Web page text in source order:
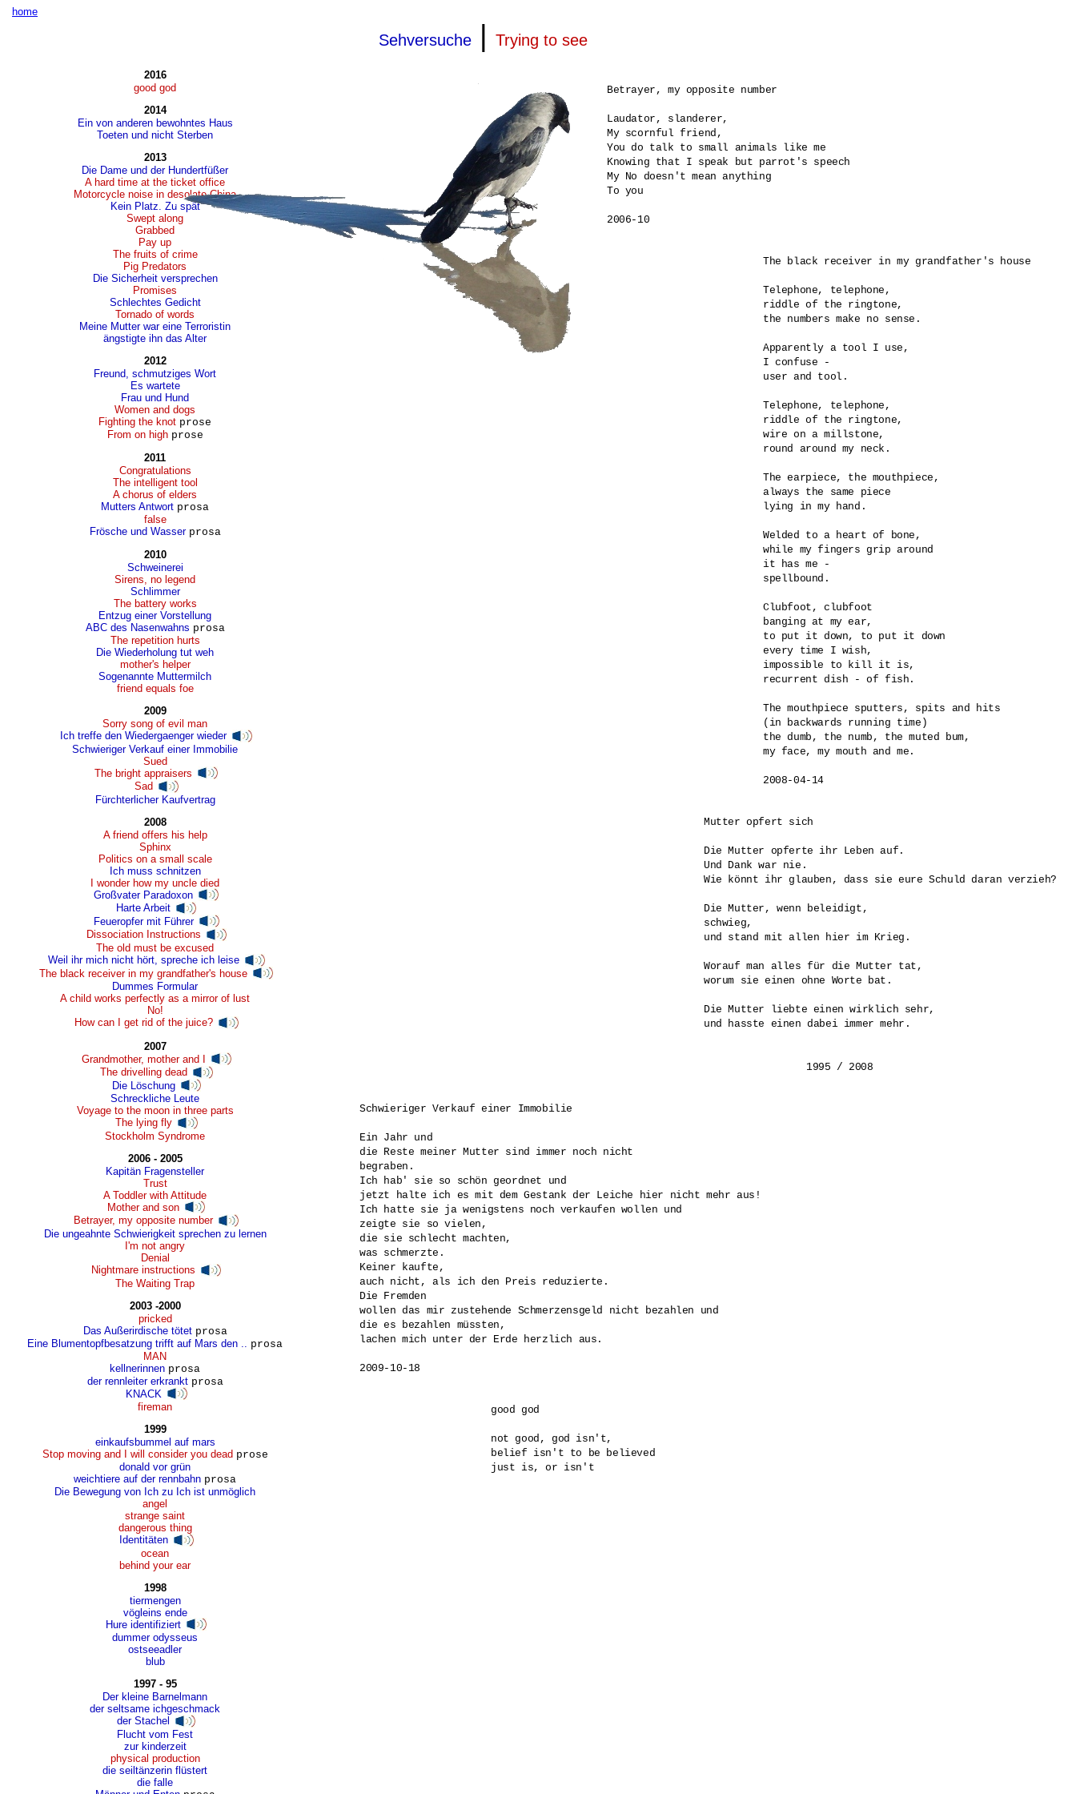
home
Sehversuche| Trying to see
2016
good god
2014
Ein von anderen bewohntes Haus
Toeten und nicht Sterben
2013
Die Dame und der Hundertfüßer
A hard time at the ticket office
Motorcycle noise in desolate China
Kein Platz. Zu spät
Swept along
Grabbed
Pay up
The fruits of crime
Pig Predators
Die Sicherheit versprechen
Promises
Schlechtes Gedicht
Tornado of words
Meine Mutter war eine Terroristin
ängstigte ihn das Alter
2012
Freund, schmutziges Wort
Es wartete
Frau und Hund
Women and dogs
Fighting the knot prose
From on high prose
2011
Congratulations
The intelligent tool
A chorus of elders
Mutters Antwort prosa
false
Frösche und Wasser prosa
2010
Schweinerei
Sirens, no legend
Schlimmer
The battery works
Entzug einer Vorstellung
ABC des Nasenwahns prosa
The repetition hurts
Die Wiederholung tut weh
mother's helper
Sogenannte Muttermilch
friend equals foe
2009
Sorry song of evil man
Ich treffe den Wiedergaenger wieder
Schwieriger Verkauf einer Immobilie
Sued
The bright appraisers
Sad
Fürchterlicher Kaufvertrag
2008
A friend offers his help
Sphinx
Politics on a small scale
Ich muss schnitzen
I wonder how my uncle died
Großvater Paradoxon
Harte Arbeit
Feueropfer mit Führer
Dissociation Instructions
The old must be excused
Weil ihr mich nicht hört, spreche ich leise
The black receiver in my grandfather's house
Dummes Formular
A child works perfectly as a mirror of lust
No!
How can I get rid of the juice?
2007
Grandmother, mother and I
The drivelling dead
Die Löschung
Schreckliche Leute
Voyage to the moon in three parts
The lying fly
Stockholm Syndrome
2006 - 2005
Kapitän Fragensteller
Trust
A Toddler with Attitude
Mother and son
Betrayer, my opposite number
Die ungeahnte Schwierigkeit sprechen zu lernen
I'm not angry
Denial
Nightmare instructions
The Waiting Trap
2003 -2000
pricked
Das Außerirdische tötet prosa
Eine Blumentopfbesatzung trifft auf Mars den ..
prosa
MAN
kellnerinnen prosa
der rennleiter erkrankt prosa
KNACK
fireman
1999
einkaufsbummel auf mars
Stop moving and I will consider you dead prose
donald vor grün
weichtiere auf der rennbahn prosa
Die Bewegung von Ich zu Ich ist unmöglich
angel
strange saint
dangerous thing
Identitäten
ocean
behind your ear
1998
tiermengen
vögleins ende
Hure identifiziert
dummer odysseus
ostseeadler
blub
1997 - 95
Der kleine Barnelmann
der seltsame ichgeschmack
der Stachel
Flucht vom Fest
zur kinderzeit
physical production
die seiltänzerin flüstert
die falle
Betrayer, my opposite number
Laudator, slanderer,
My scornful friend,
You do talk to small animals like me
Knowing that I speak but parrot's speech
My No doesn't mean anything
To you
2006-10
The black receiver in my grandfather's house
Telephone, telephone,
riddle of the ringtone,
the numbers make no sense.
Apparently a tool I use,
I confuse -
user and tool.
Telephone, telephone,
riddle of the ringtone,
wire on a millstone,
round around my neck.
The earpiece, the mouthpiece,
always the same piece
lying in my hand.
Welded to a heart of bone,
while my fingers grip around
it has me -
spellbound.
Clubfoot, clubfoot
banging at my ear,
to put it down, to put it down
every time I wish,
impossible to kill it is,
recurrent dish - of fish.
The mouthpiece sputters, spits and hits
(in backwards running time)
the dumb, the numb, the muted bum,
my face, my mouth and me.
Mutter opfert sich
Die Mutter opferte ihr Leben auf.
Und Dank war nie.
Wie könnt ihr glauben, dass sie eure Schuld daran verzieh?
Die Mutter, wenn beleidigt,
schwieg,
und stand mit allen hier im Krieg.
Worauf man alles für die Mutter tat,
worum sie einen ohne Worte bat.
Die Mutter liebte einen wirklich sehr,
und hasste einen dabei immer mehr.
Schwieriger Verkauf einer Immobilie
Ein Jahr und
die Reste meiner Mutter sind immer noch nicht
begraben.
Ich hab' sie so schön geordnet und
jetzt halte ich es mit dem Gestank der Leiche hier nicht mehr aus!
Ich hatte sie ja wenigstens noch verkaufen wollen und
zeigte sie so vielen,
die sie schlecht machten,
was schmerzte.
Keiner kaufte,
auch nicht, als ich den Preis reduzierte.
Die Fremden
wollen das mir zustehende Schmerzensgeld nicht bezahlen und
die es bezahlen müssten,
lachen mich unter der Erde herzlich aus.
good god
not good, god isn't,
belief isn't to be believed